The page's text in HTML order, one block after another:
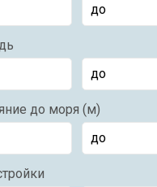
до моря (м)